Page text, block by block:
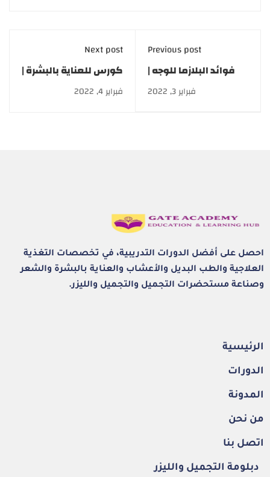
Previous post
فوائد البلازما للوجه |
دبلومة التجميل والليزر
فبراير 3, 2022
Next post
كورس للعناية بالبشرة |
دبلومة Skin and hair
care
فبراير 4, 2022
احصل على أفضل الدورات التدريبية، في تخصصات التغذية
العلاجية والطب البديل والأعشاب والعناية بالبشرة والشعر
وصناعة مستحضرات التجميل والتجميل والليزر.
الرئيسية
الدورات
المدونة
من نحن
اتصل بنا
دبلومة التجميل والليزر